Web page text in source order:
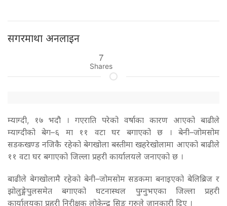
सगरमाथा अनलाइन
7
Shares
म्याग्दी, १७ भदौ । गएराति परेको वर्षाका कारण आएको बाढीले
म्याग्दीको बेग–६ मा ११ वटा घर बगाएको छ । बेनी–जोमसोम
सडकखण्ड नजिकै रहेको बेगखोला बस्तीमा खहरेखोलामा आएको बाढीले
११ वटा घर बगाएको जिल्ला प्रहरी कार्यालयले जनाएको छ ।
बाढीले बेगखोलामै रहेको बेनी–जोमसोम सडकमा बनाइएको बेलिब्रिज र
झोलुङ्गेपुलसमेत बगाएको घटनास्थल पुग्नुभएका जिल्ला प्रहरी
कार्यालयका प्रहरी निरीक्षक लोकेन्द्र सिङ गुरुले जानकारी दिए ।